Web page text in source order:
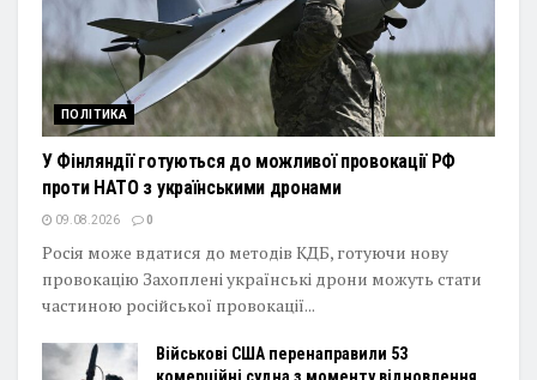
ПОЛІТИКА
У Фінляндії готуються до можливої провокації РФ
проти НАТО з українськими дронами
09.08.2026 0
Росія може вдатися до методів КДБ, готуючи нову
провокацію Захоплені українські дрони можуть стати
частиною російської провокації...
Військові США перенаправили 53